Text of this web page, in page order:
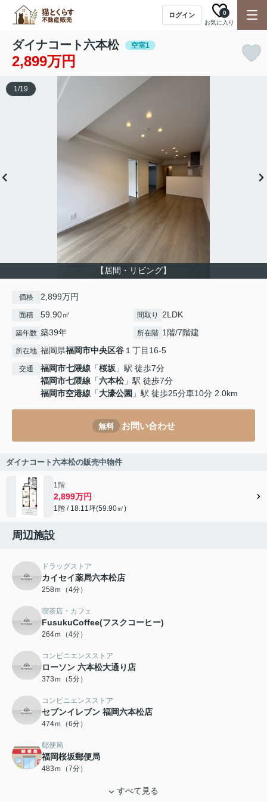
ログイン
お気に入り
0
ダイナコート六本松 空室1
2,899万円
【居間・リビング】
1/19
価格 2,899万円
面積 59.90㎡ 間取り 2LDK
築年数 築39年 所在階 1階/7階建
所在地 福岡県福岡市中央区谷１丁目16-5
交通 福岡市七隈線 「桜坂 」駅 徒歩7分
福岡市七隈線 「六本松」駅 徒歩7分
福岡市空港線 「大濠公園 」駅 徒歩25分車10分 2.0km
無料 お問い合わせ
ダイナコート六本松の販売中物件
1階
2,899万円
1階 / 18.11坪(59.90㎡)
周辺施設
ドラッグストア
カイセイ薬局六本松店
258ｍ（4分）
喫茶店・カフェ
FusukuCoffee(フスクコーヒー)
264ｍ（4分）
コンビニエンスストア
ローソン 六本松大通り店
373ｍ（5分）
コンビニエンスストア
セブンイレブン 福岡六本松店
474ｍ（6分）
郵便局
福岡桜坂郵便局
483ｍ（7分）
すべて見る